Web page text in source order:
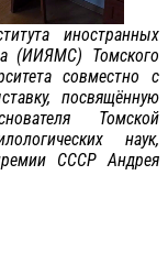
иностранных
(ИИЯМС) Томского
совместно с
посвящённую
Томской
наук,
СССР Андрея